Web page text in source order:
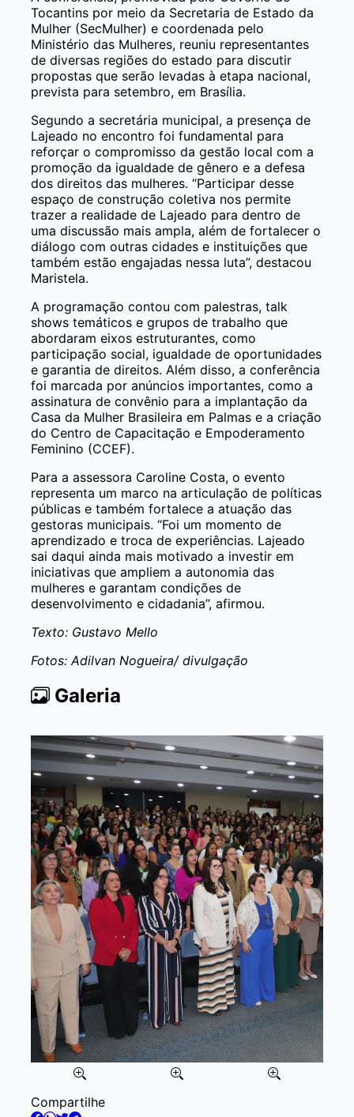
Tocantins por meio da Secretaria de Estado da
Mulher (SecMulher) e coordenada pelo
Ministério das Mulheres, reuniu representantes
de diversas regiões do estado para discutir
propostas que serão levadas à etapa nacional,
prevista para setembro, em Brasília.
Segundo a secretária municipal, a presença de
Lajeado no encontro foi fundamental para
reforçar o compromisso da gestão local com a
promoção da igualdade de gênero e a defesa
dos direitos das mulheres. “Participar desse
espaço de construção coletiva nos permite
trazer a realidade de Lajeado para dentro de
uma discussão mais ampla, além de fortalecer o
diálogo com outras cidades e instituições que
também estão engajadas nessa luta”, destacou
Maristela.
A programação contou com palestras, talk
shows temáticos e grupos de trabalho que
abordaram eixos estruturantes, como
participação social, igualdade de oportunidades
e garantia de direitos. Além disso, a conferência
foi marcada por anúncios importantes, como a
assinatura de convênio para a implantação da
Casa da Mulher Brasileira em Palmas e a criação
do Centro de Capacitação e Empoderamento
Feminino (CCEF).
Para a assessora Caroline Costa, o evento
representa um marco na articulação de políticas
públicas e também fortalece a atuação das
gestoras municipais. “Foi um momento de
aprendizado e troca de experiências. Lajeado
sai daqui ainda mais motivado a investir em
iniciativas que ampliem a autonomia das
mulheres e garantam condições de
desenvolvimento e cidadania”, afirmou.
Texto: Gustavo Mello
Fotos: Adilvan Nogueira/ divulgação
Galeria
Item
Compartilhe